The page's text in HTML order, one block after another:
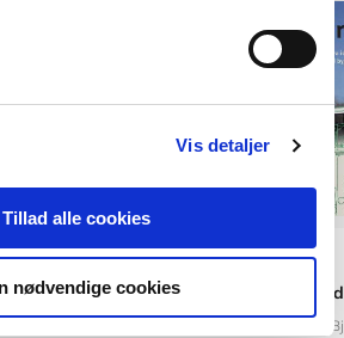
Vis detaljer
Tillad alle cookies
nødvendige cookies
Børge Hviid
Softcover
Ove